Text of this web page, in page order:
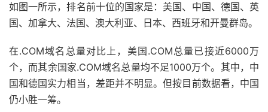
如图一所示，排名前十位的国家是：美国、中国、德国、英
国、加拿大、法国、澳大利亚、日本、西班牙和开曼群岛。
在.COM域名总量对比上，美国.COM总量已接近6000万
个，而其余国家.COM域名总量均不足1000万个。其中，中
国和德国实力相当，差距并不明显。但按目前数据看，中国
仍小胜一筹。